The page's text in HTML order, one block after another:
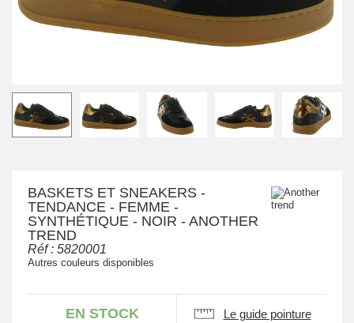
BASKETS ET SNEAKERS -
TENDANCE - FEMME -
SYNTHÉTIQUE - NOIR - ANOTHER
TREND
Réf : 5820001
Autres couleurs disponibles
EN STOCK Le guide pointure